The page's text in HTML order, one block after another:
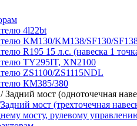
4l22bt
KM130/KM138/SF130/
R195 15 л.с. (навеска 1
TY295IT, XN2100
ZS1100/ZS1115NDL
КМ385/380
мост (одноточечная
мост (трехточечная
мосту, рулевому